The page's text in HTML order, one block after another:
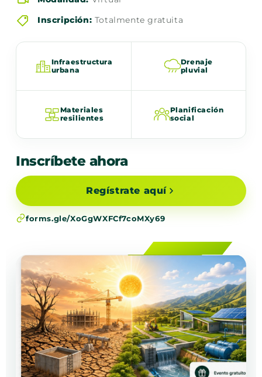
Inscripción: Totalmente gratuita
Infraestructura
urbana
Drenaje
pluvial
Materiales
resilientes
Planificación
social
Inscríbete ahora
Regístrate aquí
forms.gle/XoGgWXFCf7coMXy69